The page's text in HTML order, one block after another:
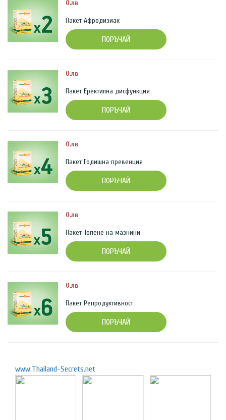
0.лв
Пакет Афродизиак
ПОРЪЧАЙ
0.лв
Пакет Еректилна дисфункция
ПОРЪЧАЙ
0.лв
Пакет Годишна превенция
ПОРЪЧАЙ
0.лв
Пакет Топене на мазнини
ПОРЪЧАЙ
0.лв
Пакет Репродуктивност
ПОРЪЧАЙ
www.Thailand-Secrets.net